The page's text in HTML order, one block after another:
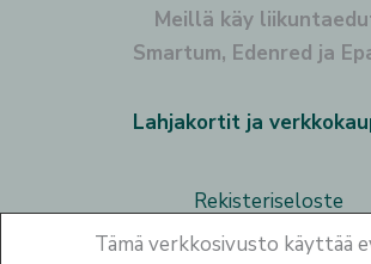
Meillä käy
Smartum, Edenred ja
Lahjakortit ja
Rekisteriseloste
Tämä verkkosivusto käyttää